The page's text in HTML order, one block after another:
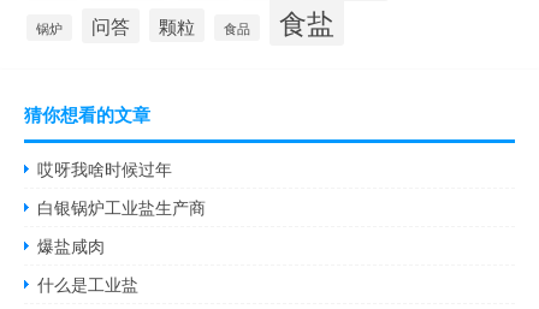
锅炉 问答 颗粒 食品 食盐
猜你想看的文章
哎呀我啥时候过年
白银锅炉工业盐生产商
爆盐咸肉
什么是工业盐